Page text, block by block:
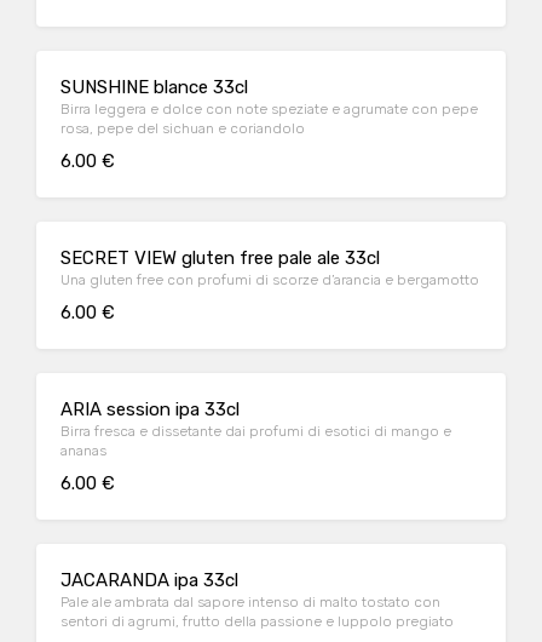
SUNSHINE blance 33cl
Birra leggera e dolce con note speziate e agrumate con pepe
rosa, pepe del sichuan e coriandolo
6.00 €
SECRET VIEW gluten free pale ale 33cl
Una gluten free con profumi di scorze d’arancia e bergamotto
6.00 €
ARIA session ipa 33cl
Birra fresca e dissetante dai profumi di esotici di mango e
ananas
6.00 €
JACARANDA ipa 33cl
Pale ale ambrata dal sapore intenso di malto tostato con
sentori di agrumi, frutto della passione e luppolo pregiato